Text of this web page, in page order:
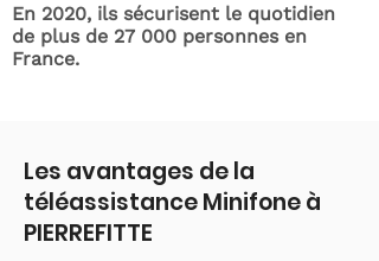
En 2020, ils sécurisent le quotidien
de plus de 27 000 personnes en
France.
Les avantages de la
téléassistance Minifone à
PIERREFITTE